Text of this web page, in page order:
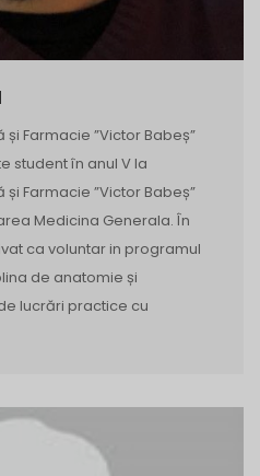
Farmacie ”Victor Babeș”
student în anul V la
Farmacie ”Victor Babeș”
Medicina Generala. În
ca voluntar in programul
de anatomie și
lucrări practice cu